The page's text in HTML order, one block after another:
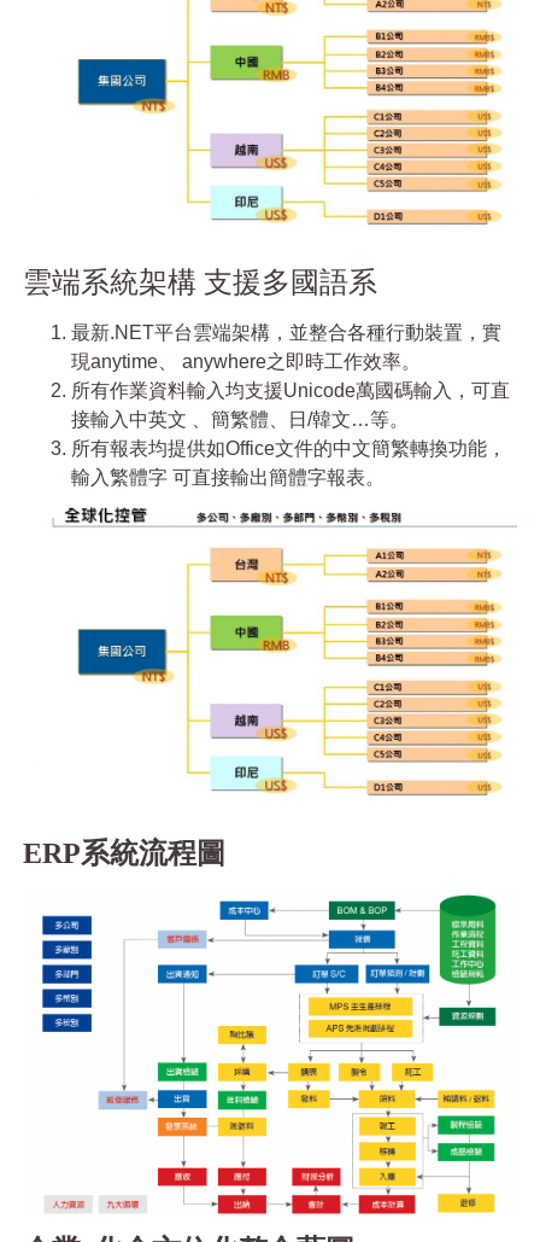
雲端系統架構 支援多國語系
最新.NET平台雲端架構，並整合各種行動裝置，實
現anytime、 anywhere之即時工作效率。
所有作業資料輸入均支援Unicode萬國碼輸入，可直
接輸入中英文 、簡繁體、日/韓文…等。
所有報表均提供如Office文件的中文簡繁轉換功能，
輸入繁體字 可直接輸出簡體字報表。
ERP系統流程圖